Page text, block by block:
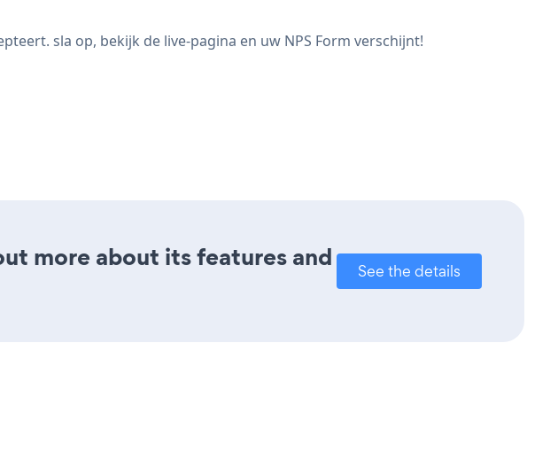
sla op, bekijk de live-pagina en uw NPS Form verschijnt!
more about its features and
See the details